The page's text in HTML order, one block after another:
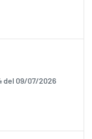
del 09/07/2026